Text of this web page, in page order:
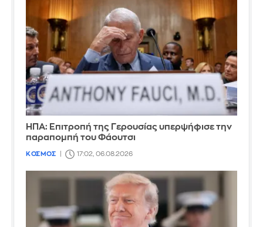
ΗΠΑ: Επιτροπή της Γερουσίας υπερψήφισε την
παραπομπή του Φάουτσι
ΚΟΣΜΟΣ 17:02, 06.08.2026